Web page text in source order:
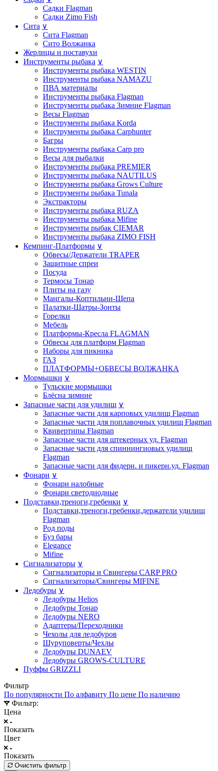
Садки Flagman
Садки Zimo Fish
Сита ∨
Сита Flagman
Сито Волжанка
Жерлицы и поставухи
Инструменты рыбака ∨
Инструменты рыбака WESTIN
Инструменты рыбака NAMAZU
ПВА материалы
Инструменты рыбака Flagman
Инструменты рыбака Зимние Flagman
Весы Flagman
Инструменты рыбака Korda
Инструменты рыбака Carphunter
Багры
Инструменты рыбака Carp pro
Весы для рыбалки
Инструменты рыбака PREMIER
Инструменты рыбака NAUTILUS
Инструменты рыбака Grows Culture
Инструменты рыбака Tunala
Экстракторы
Инструменты рыбака RUZA
Инструменты рыбака Mifine
Инструменты рыбак CIEMAR
Инструменты рыбака ZIMO FISH
Кемпинг-Платформы ∨
Обвесы/Держатели TRAPER
Защитные спреи
Посуда
Термосы Тонар
Плиты на газу
Мангалы-Коптильни-Щепа
Палатки-Шатры-Зонты
Горелки
Мебель
Платформы-Кресла FLAGMAN
Обвесы для платформ Flagman
Наборы для пикника
ГАЗ
ПЛАТФОРМЫ+ОБВЕСЫ ВОЛЖАНКА
Мормышки ∨
Тульские мормышки
Блёсна зимние
Запасные части для удилищ ∨
Запасные части для карповых удилищ Flagman
Запасные части для поплавочных удилищ Flagman
Квивертипы Flagman
Запасные части для штекерных уд. Flagman
Запасные части для спиннингиовых удилищ
Flagman
Запасные части для фидерн. и пикерн.уд. Flagman
Фонари ∨
Фонари налобные
Фонари светодиодные
Подставки,треноги,гребенки ∨
Подставки,треноги,гребенки,держатели удилищ
Flagman
Род поды
Буз бары
Elegance
Mifine
Сигнализаторы ∨
Сигнализаторы и Свингеры CARP PRO
Сигнализаторы/Свингеры MIFINE
Ледобуры ∨
Ледобуры Helios
Ледобуры Тонар
Ледобуры NERO
Адаптеры/Переходники
Чехолы для ледобуров
Шуруповерты/Чехлы
Ледобуры DUNAEV
Ледобуры GROWS-CULTURE
Пуффы GRIZZLI
Фильтр
По популярности По алфавиту По цене По наличию
Фильтр:
Цена
Показать
Цвет
Показать
Очистить фильтр